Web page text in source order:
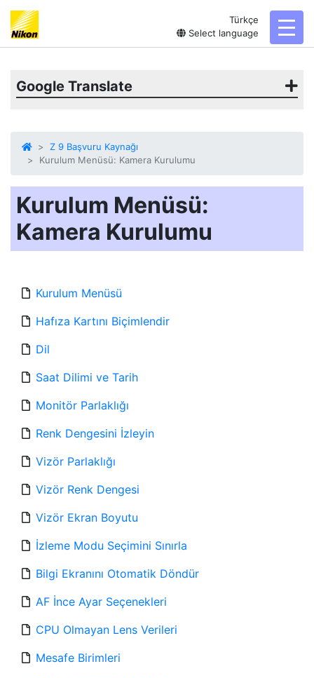
Türkçe
Select language
Google Translate
Z 9 Başvuru Kaynağı
Kurulum Menüsü: Kamera Kurulumu
Kurulum Menüsü:
Kamera Kurulumu
Kurulum Menüsü
Hafıza Kartını Biçimlendir
Dil
Saat Dilimi ve Tarih
Monitör Parlaklığı
Renk Dengesini İzleyin
Vizör Parlaklığı
Vizör Renk Dengesi
Vizör Ekran Boyutu
İzleme Modu Seçimini Sınırla
Bilgi Ekranını Otomatik Döndür
AF İnce Ayar Seçenekleri
CPU Olmayan Lens Verileri
Mesafe Birimleri